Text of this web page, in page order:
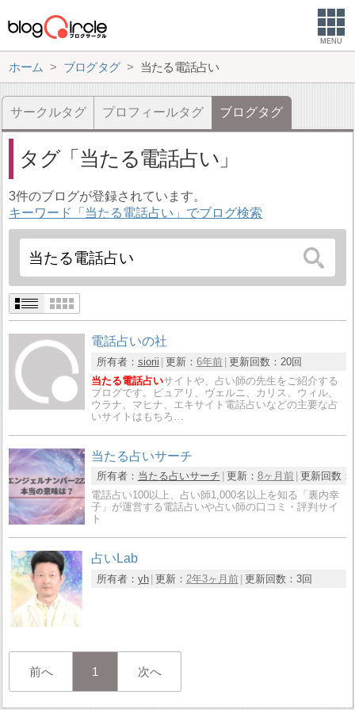
MENU
ホーム ブログタグ 当たる電話占い
サークルタグ プロフィールタグ ブログタグ
タグ 当たる電話占い
3件のブログが登録されています。
キーワード「当たる電話占い」でブログ検索
電話占いの社
所有者： siorii 更新： 6年前 更新回数： 20回
当たる電話占いサイトや、占い師の先生をご紹介する
ブログです。ピュアリ、ヴェルニ、カリス、ウィル、
ウラナ、マヒナ、エキサイト電話占いなどの主要な占
いサイトはもちろ…
当たる占いサーチ
所有者： 当たる占いサーチ 更新： 8ヶ月前 更新回数：
電話占い100以上、占い師1,000名以上を知る「裏内幸
子」が運営する電話占いや占い師の口コミ・評判サイ
ト
占いLab
所有者： yh 更新： 2年3ヶ月前 更新回数： 3回
前へ 1 次へ